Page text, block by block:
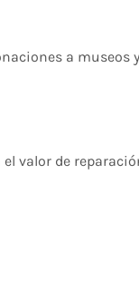
a museos
valor de